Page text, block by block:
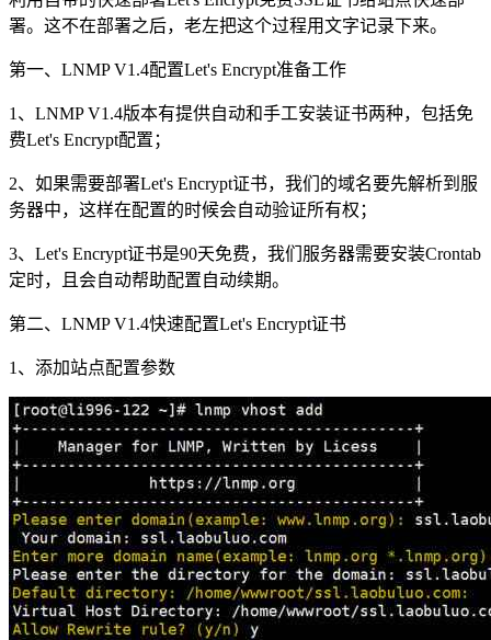
署。这不在部署之后，老左把这个过程用文字记录下来。
第一、LNMP V1.4配置Let's Encrypt准备工作
1、LNMP V1.4版本有提供自动和手工安装证书两种，包括免
费Let's Encrypt配置；
2、如果需要部署Let's Encrypt证书，我们的域名要先解析到服
务器中，这样在配置的时候会自动验证所有权；
3、Let's Encrypt证书是90天免费，我们服务器需要安装Crontab
定时，且会自动帮助配置自动续期。
第二、LNMP V1.4快速配置Let's Encrypt证书
1、添加站点配置参数